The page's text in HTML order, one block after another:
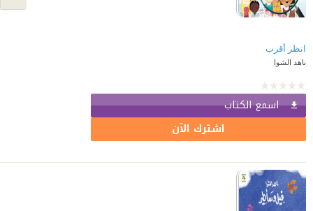
انظر أقرب
ناهد الشوا
اسمع الكتاب
اشترك الآن